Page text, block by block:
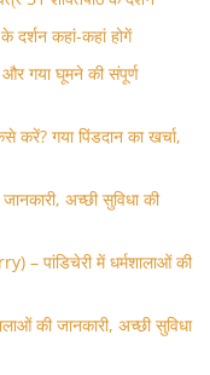
दर्शन कहां-कहां होगें
गया घूमने की संपूर्ण
गया पिंडदान का खर्चा,
अच्छी सुविधा की
पांडिचेरी में धर्मशालाओं की
की जानकारी, अच्छी सुविधा